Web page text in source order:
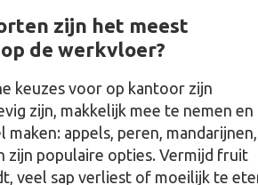
zijn het meest
de werkvloer?
keuzes voor op kantoor zijn
zijn, makkelijk mee te nemen en
appels, peren, mandarijnen,
zijn populaire opties. Vermijd fruit
veel sap verliest of moeilijk te